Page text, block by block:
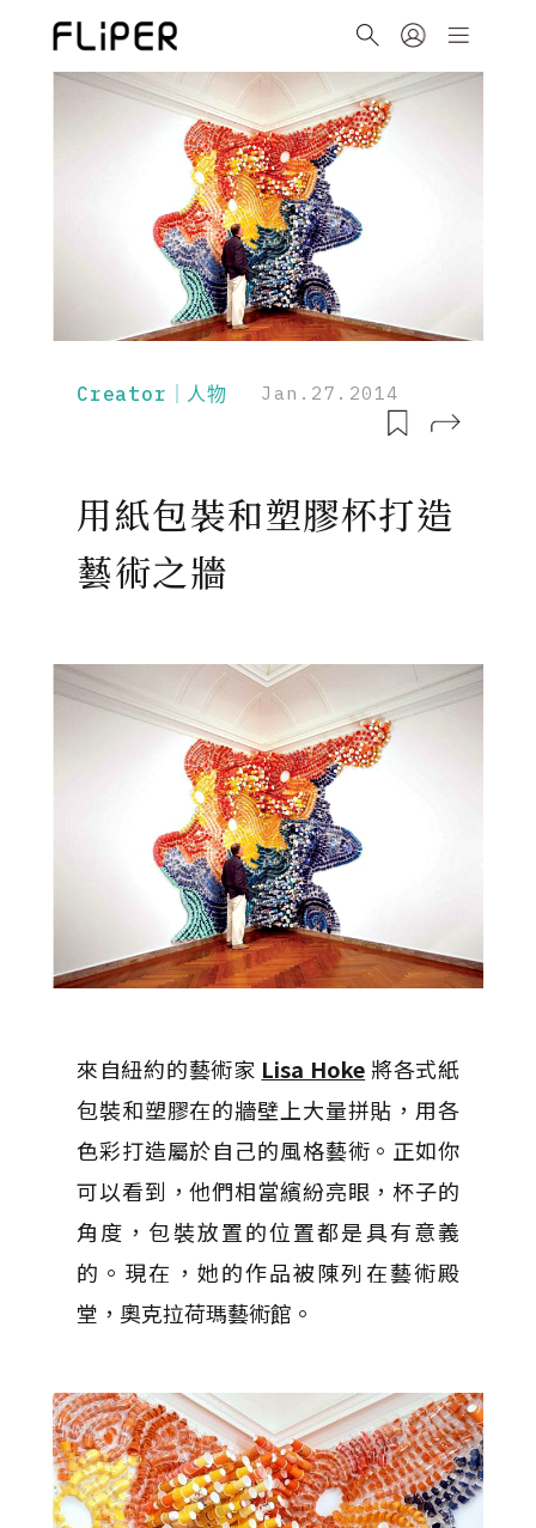
Creator｜人物 Jan.27.2014
用紙包裝和塑膠杯打造
藝術之牆
來自紐約的藝術家 Lisa Hoke將各式紙
包裝和塑膠在的牆壁上大量拼貼，用各
色彩打造屬於自己的風格藝術。正如你
可以看到，他們相當繽紛亮眼，杯子的
角度，包裝放置的位置都是具有意義
的。現在，她的作品被陳列在藝術殿
堂，奧克拉荷瑪藝術館。